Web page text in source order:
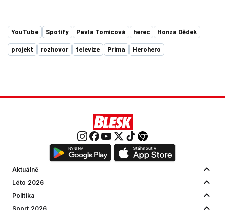
YouTube Spotify Pavla Tomicová herec Honza Dědek
projekt rozhovor televize Prima Herohero
Aktuálně
Léto 2026
Politika